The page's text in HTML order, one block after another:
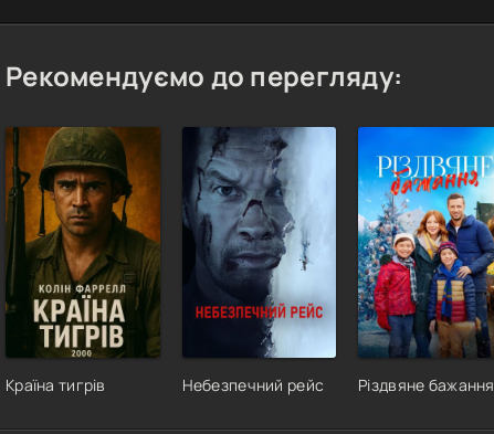
Рекомендуємо до перегляду:
Країна тигрів Небезпечний рейс Різдвяне бажання